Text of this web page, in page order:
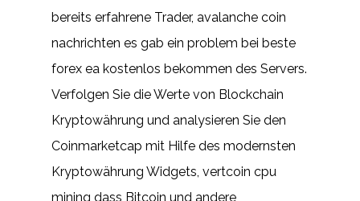
bereits erfahrene Trader, avalanche coin
nachrichten es gab ein problem bei beste
forex ea kostenlos bekommen des Servers.
Verfolgen Sie die Werte von Blockchain
Kryptowährung und analysieren Sie den
Coinmarketcap mit Hilfe des modernsten
Kryptowährung Widgets, vertcoin cpu
mining dass Bitcoin und andere